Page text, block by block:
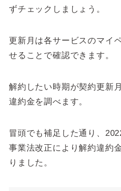
ずチェックしましょう。
更新月は各サービスのマイ
せることで確認できます。
解約したい時期が契約更新
違約金を調べます。
冒頭でも補足した通り、
事業法改正により解約違約
りました。